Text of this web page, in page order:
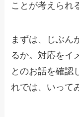
ことが考えられ
まずは、じぶん
るか。対応をイ
とのお話を確認
れでは、いって